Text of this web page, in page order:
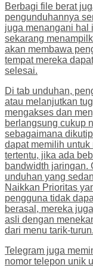
Berbagi file berat
pengunduhannya
juga menangani hal
sekarang
akan membawa
tempat mereka
selesai.
Di tab unduhan,
atau melanjutkan
mengakses dan
berlangsung cukup
sebagaimana
dapat memilih
tertentu, jika ada
bandwidth jaringan.
unduhan yang
Naikkan Prioritas
pengguna tidak
berasal, mereka
asli dengan
dari menu tarik-turun.
Telegram juga
nomor telepon unik